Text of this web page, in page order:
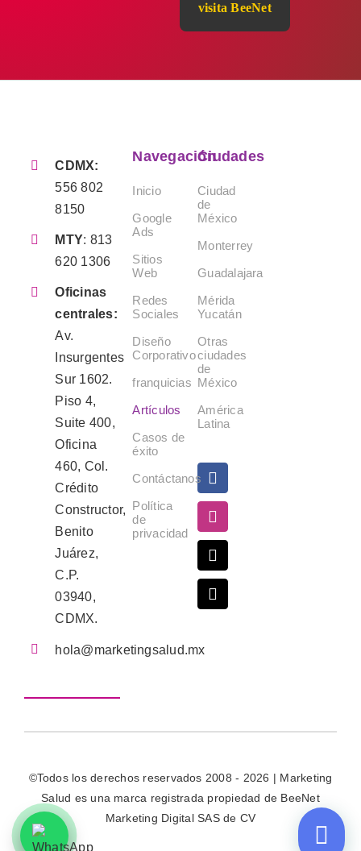
visita BeeNet
CDMX:
556 802
8150
MTY: 813
620 1306
Oficinas
centrales:
Av.
Insurgentes
Sur 1602.
Piso 4,
Suite 400,
Oficina
460, Col.
Crédito
Constructor,
Benito
Juárez,
C.P.
03940,
CDMX.
hola@marketingsalud.mx
Navegación
Inicio
Google
Ads
Sitios
Web
Redes
Sociales
Diseño
Corporativo
franquicias
Artículos
Casos de
éxito
Contáctanos
Política
de
privacidad
Ciudades
Ciudad
de
México
Monterrey
Guadalajara
Mérida
Yucatán
Otras
ciudades
de
México
América
Latina
©Todos los derechos reservados 2008 - 2026 | Marketing
Salud es una marca registrada propiedad de BeeNet
Marketing Digital SAS de CV